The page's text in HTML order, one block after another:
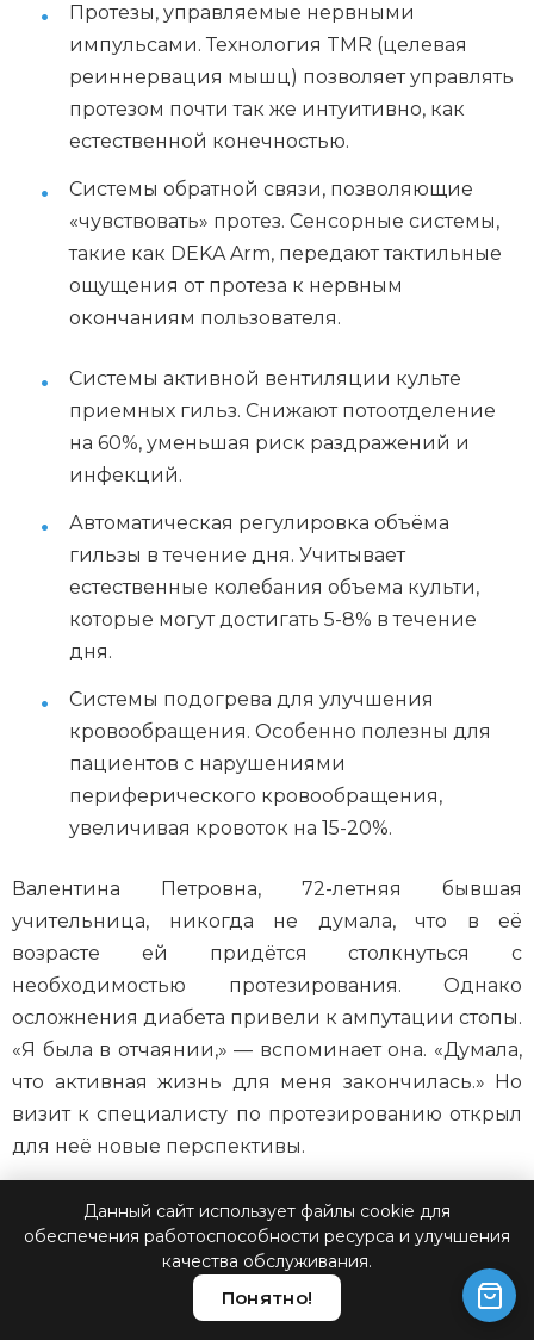
Протезы, управляемые нервными
импульсами. Технология TMR (целевая
реиннервация мышц) позволяет управлять
протезом почти так же интуитивно, как
естественной конечностью.
Системы обратной связи, позволяющие
«чувствовать» протез. Сенсорные системы,
такие как DEKA Arm, передают тактильные
ощущения от протеза к нервным
окончаниям пользователя.
Системы активной вентиляции культе
приемных гильз. Снижают потоотделение
на 60%, уменьшая риск раздражений и
инфекций.
Автоматическая регулировка объёма
гильзы в течение дня. Учитывает
естественные колебания объема культи,
которые могут достигать 5-8% в течение
дня.
Системы подогрева для улучшения
кровообращения. Особенно полезны для
пациентов с нарушениями
периферического кровообращения,
увеличивая кровоток на 15-20%.
Валентина Петровна, 72-летняя бывшая
учительница, никогда не думала, что в её
возрасте ей придётся столкнуться с
необходимостью протезирования. Однако
осложнения диабета привели к ампутации стопы.
«Я была в отчаянии,» — вспоминает она. «Думала,
что активная жизнь для меня закончилась.» Но
визит к специалисту по протезированию открыл
для неё новые перспективы.
Процесс адаптации к протезу
В этой статье мы подробно рассмотрим
особенности протезирования для пожилых
Данный сайт использует файлы cookie для
обеспечения работоспособности ресурса и улучшения
качества обслуживания.
Понятно!